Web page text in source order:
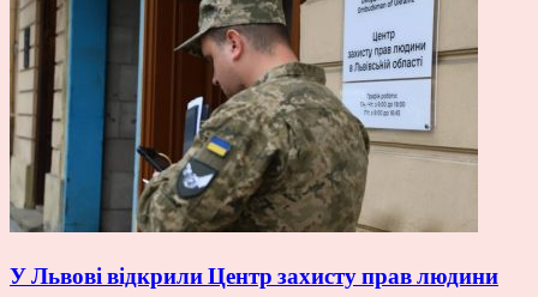
У Львові відкрили Центр захисту прав людини